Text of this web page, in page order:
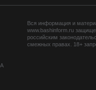
Вся информация и
www.bashinform.ru
российским
смежных правах. 18+